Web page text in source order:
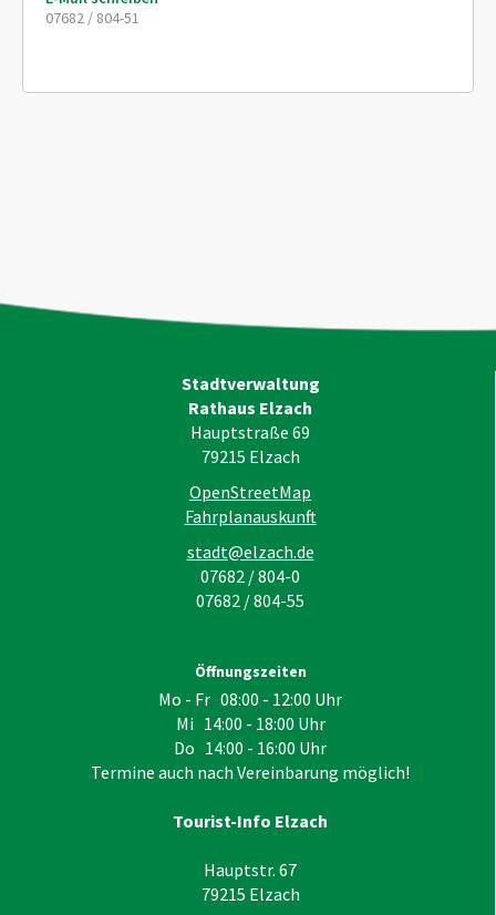
07682 / 804-51
Stadtverwaltung
Rathaus Elzach
Hauptstraße 69
79215 Elzach
OpenStreetMap
Fahrplanauskunft
stadt@elzach.de
07682 / 804-0
07682 / 804-55
Öffnungszeiten
Mo - Fr 08:00 - 12:00 Uhr
Mi 14:00 - 18:00 Uhr
Do 14:00 - 16:00 Uhr
Termine auch nach Vereinbarung möglich!
Tourist-Info Elzach
Hauptstr. 67
79215 Elzach